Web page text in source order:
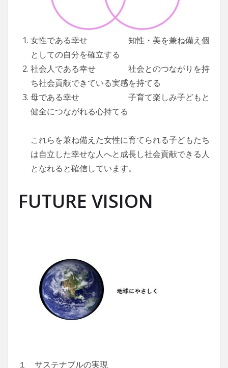
女性である幸せ 知性・美を兼ね備え個
としての自分を確立する
社会人である幸せ 社会とのつながりを持
ち社会貢献できている実感を持てる
母である幸せ 子育て楽しみ子どもと
健全につながれる心持てる
これらを兼ね備えた女性に育てられる子どもたち
は自立した幸せな人へと成長し社会貢献できる人
となれると確信しています。
FUTURE VISION
１ サステナブルの実現